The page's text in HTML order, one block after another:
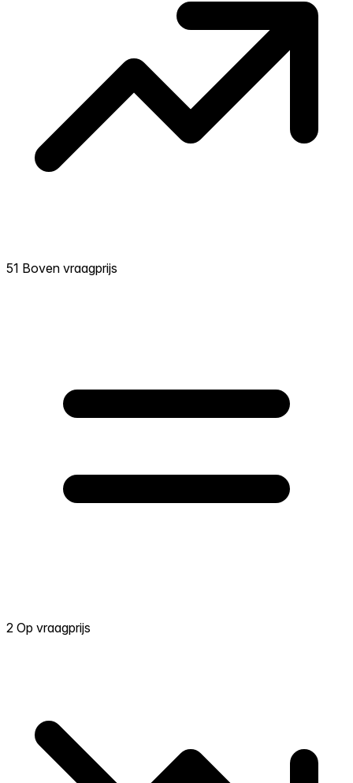
51 Boven vraagprijs
2 Op vraagprijs